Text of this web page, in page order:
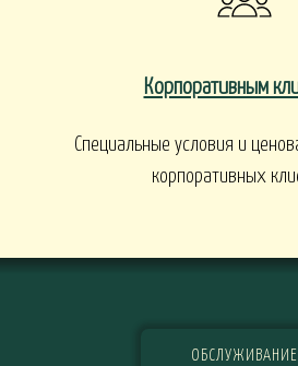
Корпоративным
Специальные условия и
корпоративных
ОБСЛУЖИВАНИЕ